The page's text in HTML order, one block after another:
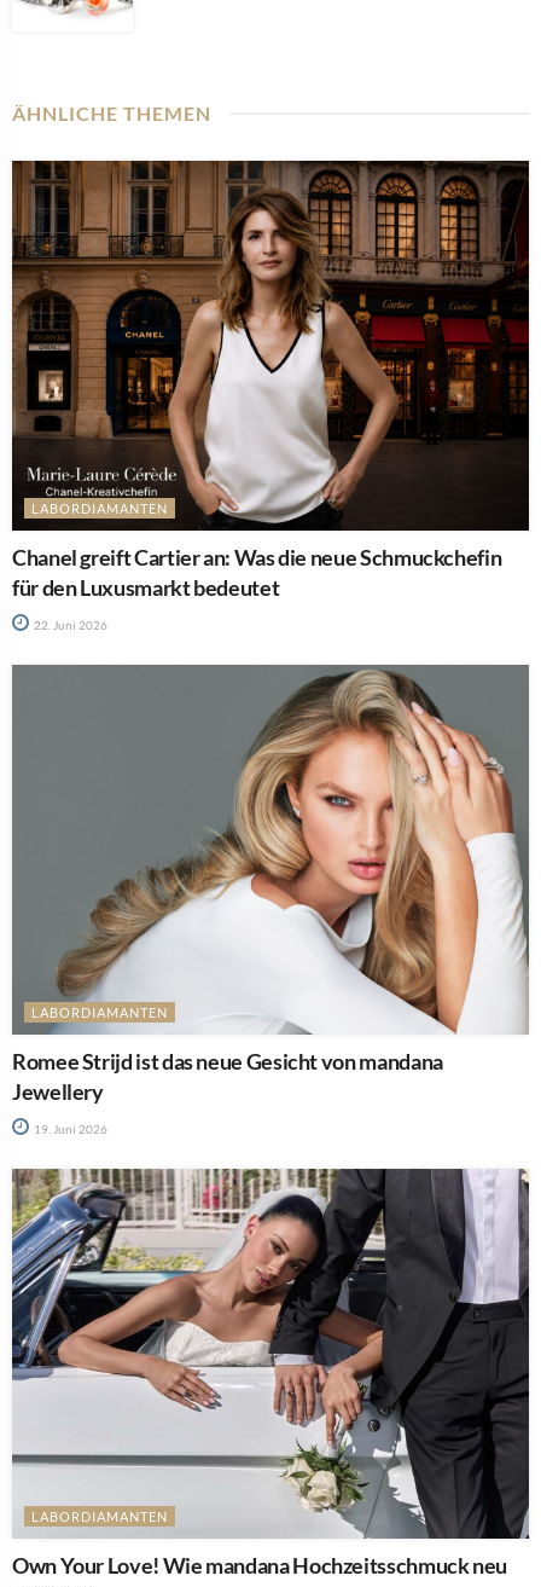
ÄHNLICHE THEMEN
LABORDIAMANTEN
Chanel greift Cartier an: Was die neue Schmuckchefin
für den Luxusmarkt bedeutet
22. Juni 2026
LABORDIAMANTEN
Romee Strijd ist das neue Gesicht von mandana
Jewellery
19. Juni 2026
LABORDIAMANTEN
Own Your Love! Wie mandana Hochzeitsschmuck neu